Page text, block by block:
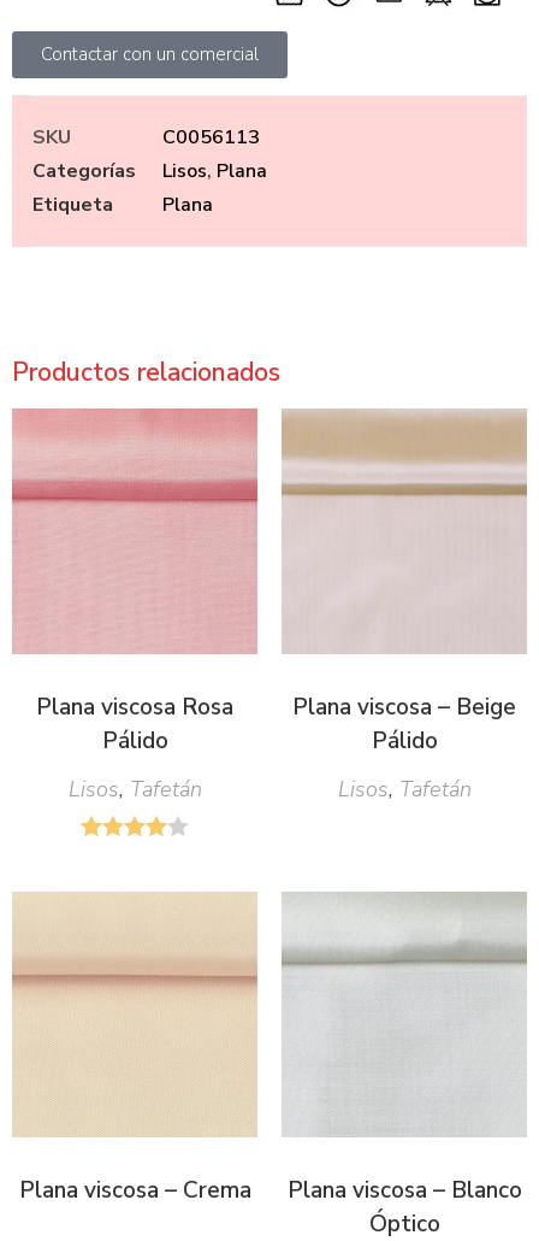
Contactar con un comercial
SKU
C0056113
Categorías
Lisos, Plana
Etiqueta
Plana
Productos relacionados
Plana viscosa Rosa
Pálido
Lisos, Tafetán
Plana viscosa – Beige
Pálido
Lisos, Tafetán
Plana viscosa – Crema
Plana viscosa – Blanco
Óptico